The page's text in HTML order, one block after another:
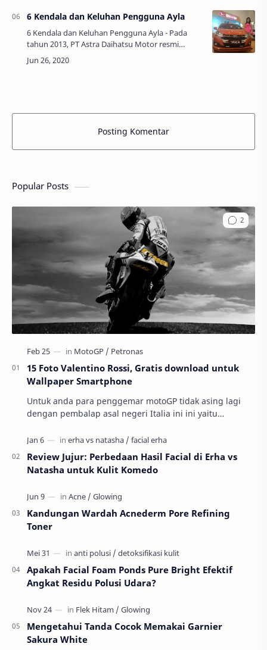
6 Kendala dan Keluhan Pengguna Ayla
6 Kendala dan Keluhan Pengguna Ayla - Pada
tahun 2013, PT Astra Daihatsu Motor resmi
merilis Ayla di Indonesia. bermain di segmen
LCGC (Low Cost Green Car) membuat mobil Ayla
Posting Komentar
Popular Posts
15 Foto Valentino Rossi, Gratis download untuk
Wallpaper Smartphone
Untuk anda para penggemar motoGP tidak asing lagi
dengan pembalap asal negeri Italia ini ini yaitu
Review Jujur: Perbedaan Hasil Facial di Erha vs
Natasha untuk Kulit Komedo
Kandungan Wardah Acnederm Pore Refining
Toner
Apakah Facial Foam Ponds Pure Bright Efektif
Angkat Residu Polusi Udara?
Mengetahui Tanda Cocok Memakai Garnier
Sakura White